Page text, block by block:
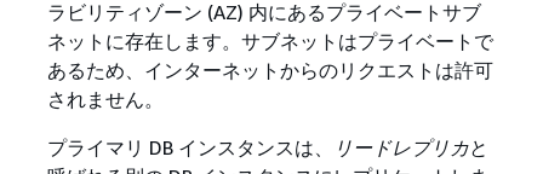
ラビリティゾーン (AZ) 内にあるプライベートサブ
ネットに存在します。サブネットはプライベートで
あるため、インターネットからのリクエストは許可
されません。
プライマリ DB インスタンスは、
リードレプリカと